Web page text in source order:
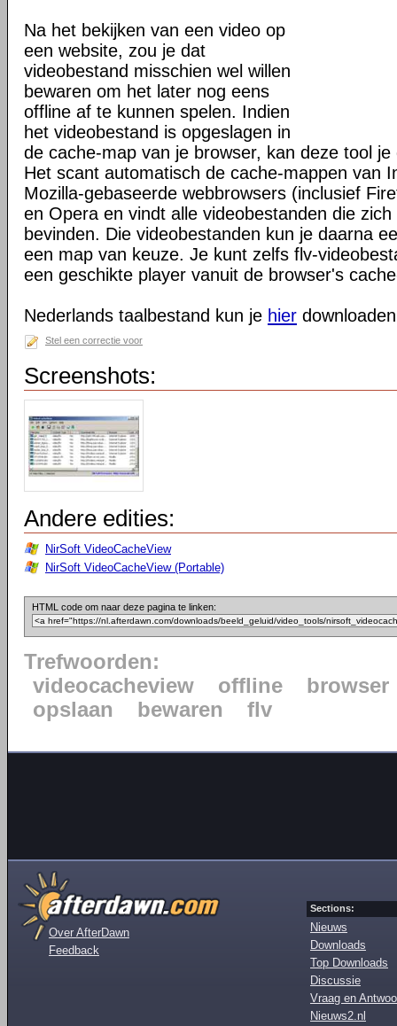
Na het bekijken van een video op
een website, zou je dat
videobestand misschien wel willen
bewaren om het later nog eens
offline af te kunnen spelen. Indien
het videobestand is opgeslagen in
de cache-map van je browser, kan deze tool je
Het scant automatisch de cache-mappen van
Mozilla-gebaseerde webbrowsers (inclusief
en Opera en vindt alle videobestanden die
bevinden. Die videobestanden kun je daarna
een map van keuze. Je kunt zelfs flv-
een geschikte player vanuit de browser's
Nederlands taalbestand kun je hier
Stel een correctie voor
Screenshots:
Andere edities:
NirSoft VideoCacheView
NirSoft VideoCacheView (Portable)
HTML code om naar deze pagina te linken:
Trefwoorden:
videocacheview
offline
browser
opslaan
bewaren flv
Over AfterDawn
Feedback
Sections:
Nieuws
Downloads
Top Downloads
Discussie
Vraag en
Nieuws2.nl